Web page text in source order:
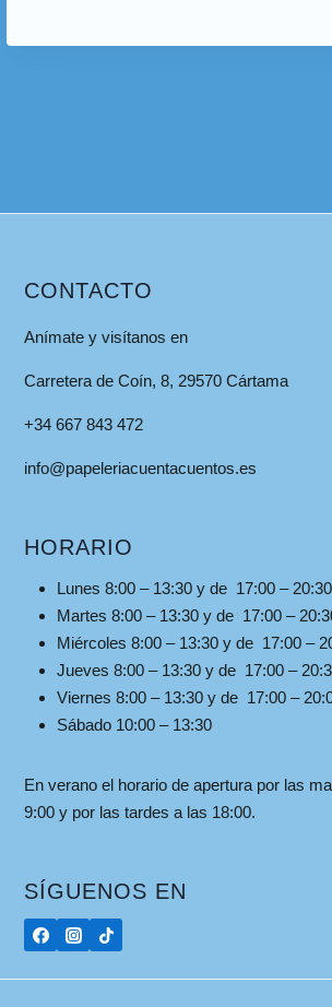
CONTACTO
Anímate y visítanos en
Carretera de Coín, 8, 29570 Cártama
+34 667 843 472
info@papeleriacuentacuentos.es
HORARIO
Lunes 8:00 – 13:30 y de 17:00 – 20:30
Martes 8:00 – 13:30 y de 17:00 –
Miércoles 8:00 – 13:30 y de 17:00 –
Jueves 8:00 – 13:30 y de 17:00 –
Viernes 8:00 – 13:30 y de 17:00 –
Sábado 10:00 – 13:30
En verano el horario de apertura por las
9:00 y por las tardes a las 18:00.
SÍGUENOS EN